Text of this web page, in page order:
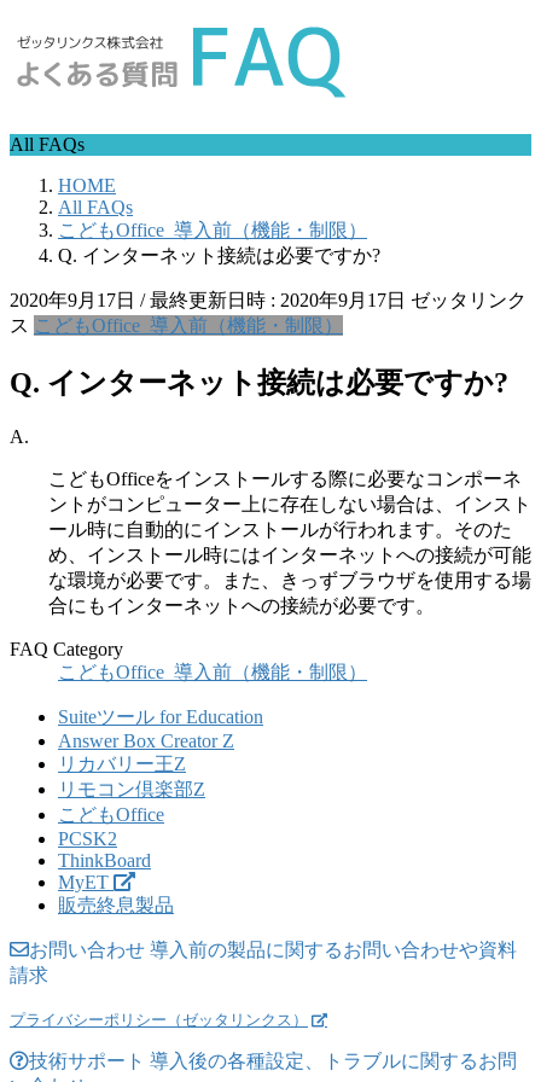
All FAQs
HOME
All FAQs
こどもOffice_導入前（機能・制限）
Q. インターネット接続は必要ですか?
2020年9月17日 / 最終更新日時 : 2020年9月17日 ゼッタリンク
ス こどもOffice_導入前（機能・制限）
Q. インターネット接続は必要ですか?
A.
こどもOfficeをインストールする際に必要なコンポーネ
ントがコンピューター上に存在しない場合は、インスト
ール時に自動的にインストールが行われます。そのた
め、インストール時にはインターネットへの接続が可能
な環境が必要です。また、きっずブラウザを使用する場
合にもインターネットへの接続が必要です。
FAQ Category
こどもOffice_導入前（機能・制限）
Suiteツール for Education
Answer Box Creator Z
リカバリー王Z
リモコン倶楽部Z
こどもOffice
PCSK2
ThinkBoard
MyET
販売終息製品
お問い合わせ 導入前の製品に関するお問い合わせや資料
請求
プライバシーポリシー（ゼッタリンクス）
技術サポート 導入後の各種設定、トラブルに関するお問